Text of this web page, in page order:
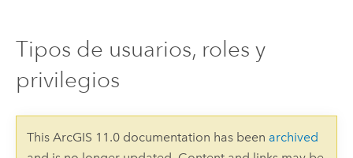
Tipos de usuarios, roles y
privilegios
This ArcGIS 11.0 documentation has been archived